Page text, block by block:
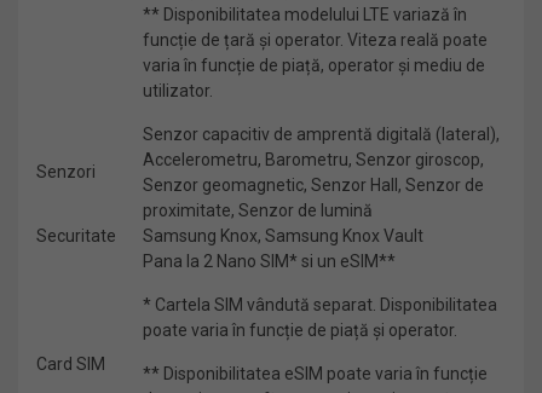
** Disponibilitatea modelului LTE variază în
funcție de țară și operator. Viteza reală poate
varia în funcție de piață, operator și mediu de
utilizator.
Senzori
Senzor capacitiv de amprentă digitală (lateral),
Accelerometru, Barometru, Senzor giroscop,
Senzor geomagnetic, Senzor Hall, Senzor de
proximitate, Senzor de lumină
Securitate
Samsung Knox, Samsung Knox Vault
Card SIM
Pana la 2 Nano SIM* si un eSIM**
* Cartela SIM vândută separat. Disponibilitatea
poate varia în funcție de piață și operator.
** Disponibilitatea eSIM poate varia în funcție